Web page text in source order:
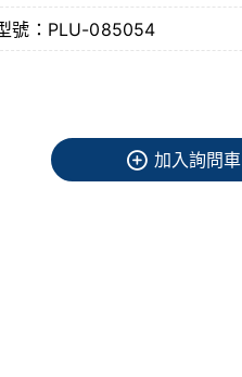
號：PLU-085054
加入詢問車